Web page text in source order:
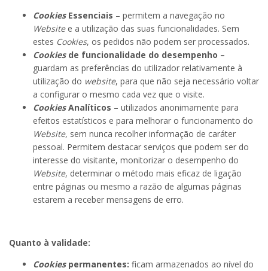
CookiesEssenciais – permitem a navegação no
Websitee a utilização das suas funcionalidades. Sem
estes Cookies, os pedidos não podem ser processados.
Cookiesde funcionalidade do desempenho –
guardam as preferências do utilizador relativamente à
utilização do website, para que não seja necessário voltar
a configurar o mesmo cada vez que o visite.
CookiesAnalíticos – utilizados anonimamente para
efeitos estatísticos e para melhorar o funcionamento do
Website, sem nunca recolher informação de caráter
pessoal. Permitem destacar serviços que podem ser do
interesse do visitante, monitorizar o desempenho do
Website, determinar o método mais eficaz de ligação
entre páginas ou mesmo a razão de algumas páginas
estarem a receber mensagens de erro.
Quanto à validade:
Cookiespermanentes: ficam armazenados ao nível do